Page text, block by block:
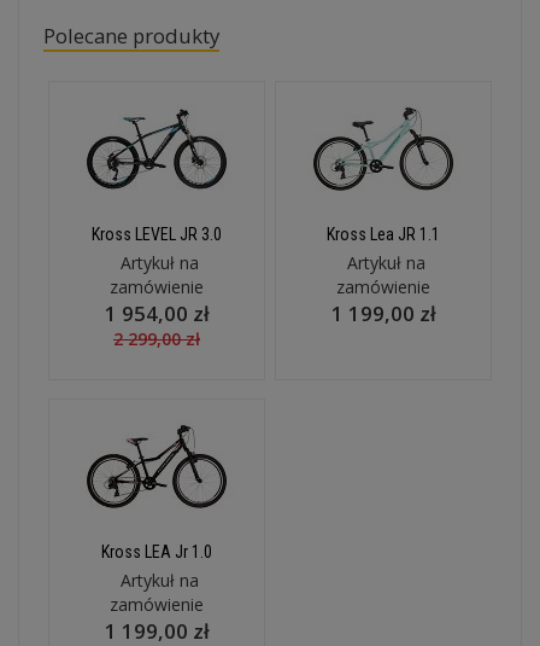
Polecane produkty
Kross LEVEL JR 3.0
Artykuł na
zamówienie
1 954,00 zł
2 299,00 zł
Kross Lea JR 1.1
Artykuł na
zamówienie
1 199,00 zł
Kross LEA Jr 1.0
Artykuł na
zamówienie
1 199,00 zł